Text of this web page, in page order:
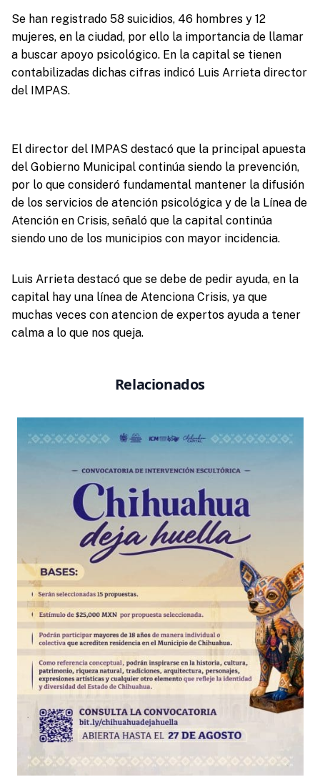
Se han registrado 58 suicidios, 46 hombres y 12
mujeres, en la ciudad, por ello la importancia de llamar
a buscar apoyo psicológico. En la capital se tienen
contabilizadas dichas cifras indicó Luis Arrieta director
del IMPAS.
El director del IMPAS destacó que la principal apuesta
del Gobierno Municipal continúa siendo la prevención,
por lo que consideró fundamental mantener la difusión
de los servicios de atención psicológica y de la Línea de
Atención en Crisis, señaló que la capital continúa
siendo uno de los municipios con mayor incidencia.
Luis Arrieta destacó que se debe de pedir ayuda, en la
capital hay una línea de Atenciona Crisis, ya que
muchas veces con atencion de expertos ayuda a tener
calma a lo que nos queja.
Relacionados